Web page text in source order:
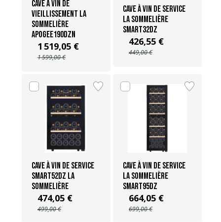
Cave à vin de
vieillissement La
Sommelière
APOGEE190DZN
1 519,05 €
1 599,00 €
Cave à vin de service
La Sommelière
SMART32DZ
426,55 €
449,00 €
Cave à vin de service
SMART52DZ La
Sommelière
474,05 €
499,00 €
Cave à vin de Service
La Sommelière
SMART95DZ
664,05 €
699,00 €